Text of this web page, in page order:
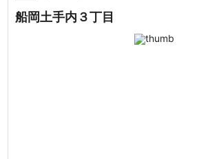
船岡土手内３丁目